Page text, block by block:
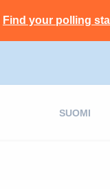
Find your polling